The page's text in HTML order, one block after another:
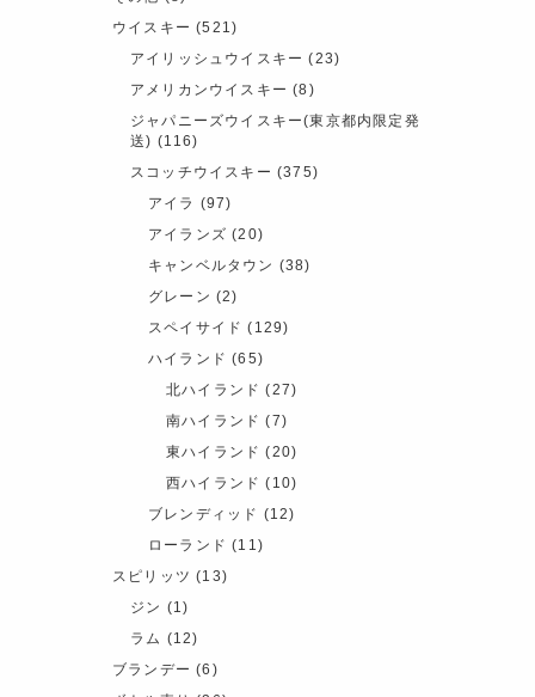
ウイスキー (521)
アイリッシュウイスキー (23)
アメリカンウイスキー (8)
ジャパニーズウイスキー(東京都内限定発
送) (116)
スコッチウイスキー (375)
アイラ (97)
アイランズ (20)
キャンベルタウン (38)
グレーン (2)
スペイサイド (129)
ハイランド (65)
北ハイランド (27)
南ハイランド (7)
東ハイランド (20)
西ハイランド (10)
ブレンディッド (12)
ローランド (11)
スピリッツ (13)
ジン (1)
ラム (12)
ブランデー (6)